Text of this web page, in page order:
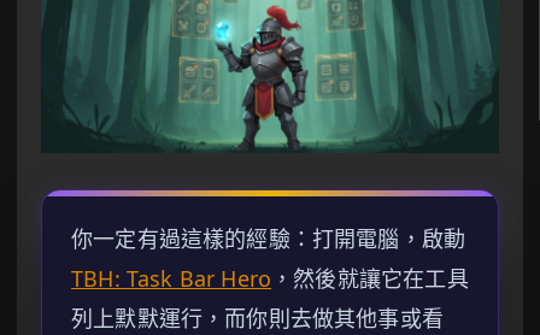
你一定有過這樣的經驗：打開電腦，啟動
TBH: Task Bar Hero ，然後就讓它在工具
列上默默運行，而你則去做其他事或看